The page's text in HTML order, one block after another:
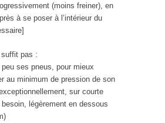
(moins freiner), en
à se poser à l’intérieur du
pas :
ses pneus, pour mieux
au minimum de pression de son
sur courte
légèrement en dessous